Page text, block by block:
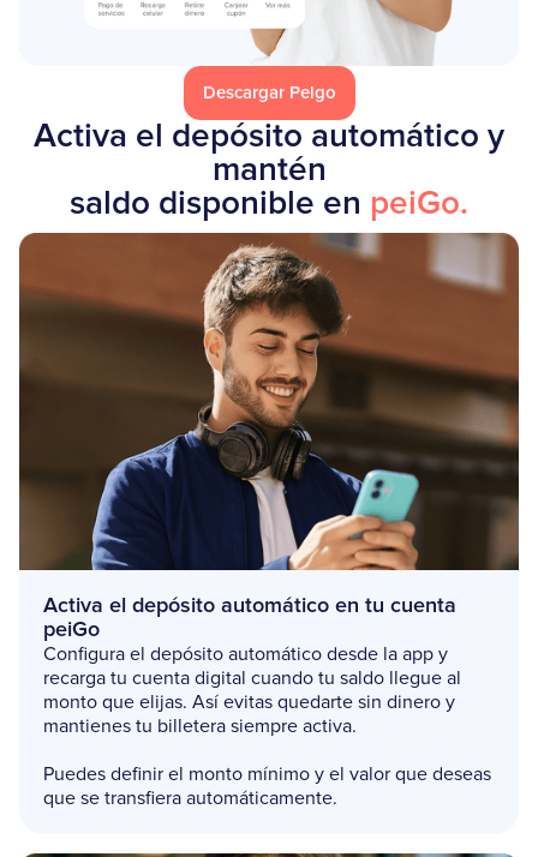
Descargar Peigo
Activa el depósito automático y
mantén
saldo disponible en peiGo.
Activa el depósito automático en tu cuenta
peiGo
Configura el depósito automático desde la app y
recarga tu cuenta digital cuando tu saldo llegue al
monto que elijas. Así evitas quedarte sin dinero y
mantienes tu billetera siempre activa.
Puedes definir el monto mínimo y el valor que deseas
que se transfiera automáticamente.